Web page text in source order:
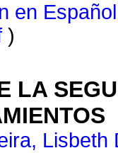
en Español
)
LA
Lisbeth